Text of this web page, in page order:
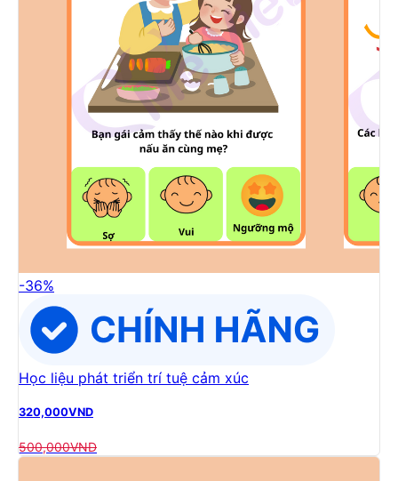
-36%
Học liệu phát triển trí tuệ cảm xúc
320,000VND
500,000VND